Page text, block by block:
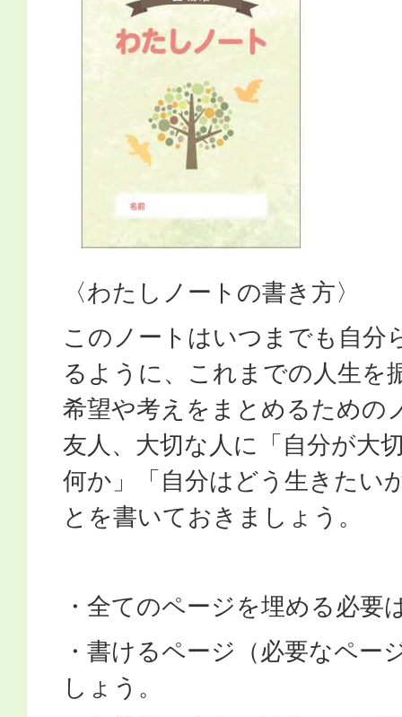
〈わたしノートの書き方〉
このノートはいつまでも自分
るように、これまでの人生を
希望や考えをまとめるための
友人、大切な人に「自分が大
何か」「自分はどう生きたい
とを書いておきましょう。
・全てのページを埋める必要
・書けるページ（必要なペー
しょう。